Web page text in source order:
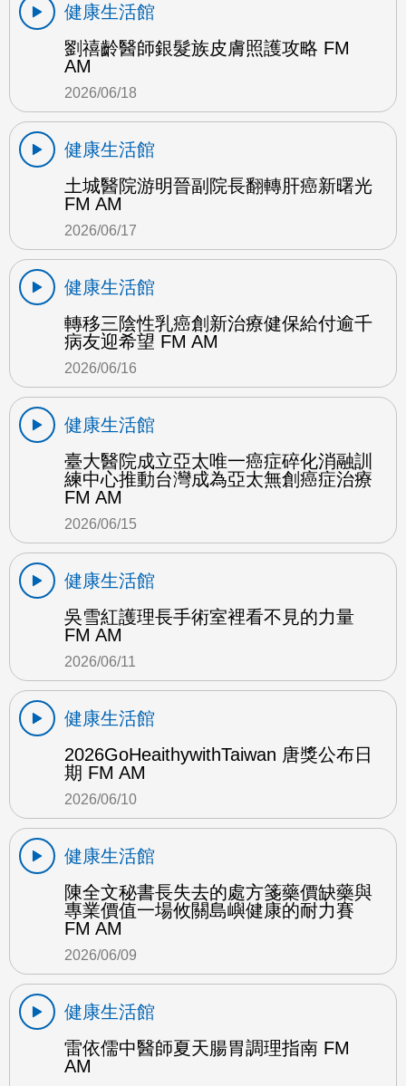
健康生活館
劉禧齡醫師銀髮族皮膚照護攻略 FM
AM
2026/06/18
健康生活館
土城醫院游明晉副院長翻轉肝癌新曙光
FM AM
2026/06/17
健康生活館
轉移三陰性乳癌創新治療健保給付逾千
病友迎希望 FM AM
2026/06/16
健康生活館
臺大醫院成立亞太唯一癌症碎化消融訓
練中心推動台灣成為亞太無創癌症治療
FM AM
2026/06/15
健康生活館
吳雪紅護理長手術室裡看不見的力量
FM AM
2026/06/11
健康生活館
2026GoHeaithywithTaiwan 唐獎公布日
期 FM AM
2026/06/10
健康生活館
陳全文秘書長失去的處方箋藥價缺藥與
專業價值一場攸關島嶼健康的耐力賽
FM AM
2026/06/09
健康生活館
雷依儒中醫師夏天腸胃調理指南 FM
AM